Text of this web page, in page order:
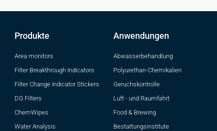
Produkte
Area monitors
Filter Breakthrough Indicators
Filter Change Indicator Stickers
DG Filters
ChemWipes
Water Analysis
Anwendungen
Abwasserbehandlung
Polyurethan-Chemikalien
Geruchskontrolle
Luft - und Raumfahrt
Food & Brewing
Bestattungsinstitute